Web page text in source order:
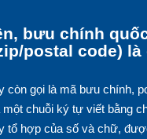
bưu chính
postal code) là
còn gọi là mã bưu chính,
một chuỗi ký tự viết bằng
tổ hợp của số và chữ,